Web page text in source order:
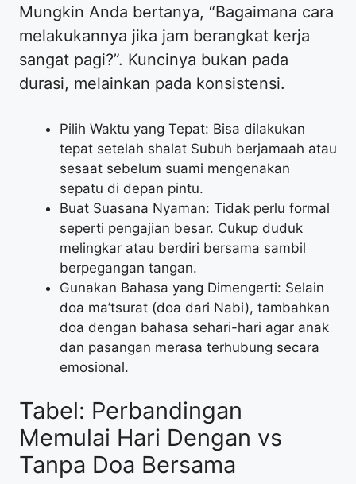
Mungkin Anda bertanya, “Bagaimana cara
melakukannya jika jam berangkat kerja
sangat pagi?”. Kuncinya bukan pada
durasi, melainkan pada konsistensi.
Pilih Waktu yang Tepat: Bisa dilakukan
tepat setelah shalat Subuh berjamaah atau
sesaat sebelum suami mengenakan
sepatu di depan pintu.
Buat Suasana Nyaman: Tidak perlu formal
seperti pengajian besar. Cukup duduk
melingkar atau berdiri bersama sambil
berpegangan tangan.
Gunakan Bahasa yang Dimengerti: Selain
doa ma’tsurat (doa dari Nabi), tambahkan
doa dengan bahasa sehari-hari agar anak
dan pasangan merasa terhubung secara
emosional.
Tabel: Perbandingan
Memulai Hari Dengan vs
Tanpa Doa Bersama